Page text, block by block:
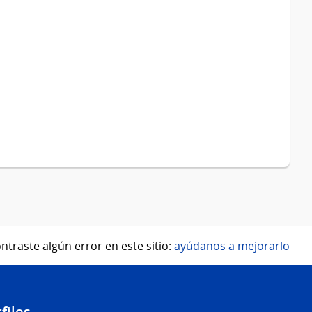
algún error en este sitio: ayúdanos a mejorarlo